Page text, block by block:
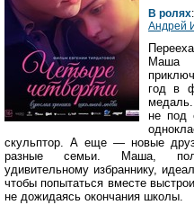
В ролях:
Андрей
Маша
год в
не под
скульптор. А еще — новые
разные семьи. Маша,
удивительному избраннику,
чтобы попытаться вместе
не дожидаясь окончания школы.